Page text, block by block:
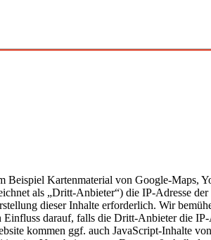
Kartenmaterial von Google-Maps,
als „Dritt-Anbieter“) die IP-Adresse
dieser Inhalte erforderlich. Wir
darauf, falls die Dritt-Anbieter die
kommen ggf. auch JavaScript-Inhalte